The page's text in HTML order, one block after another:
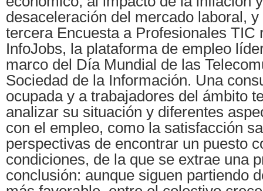
desaceleración del mercado laboral,
tercera Encuesta a Profesionales TIC
InfoJobs, la plataforma de empleo
marco del Día Mundial de las
Sociedad de la Información. Una
ocupada y a trabajadores del ámbito
analizar su situación y diferentes
con el empleo, como la satisfacción
perspectivas de encontrar un puesto
condiciones, de la que se extrae una
conclusión: aunque siguen partiendo